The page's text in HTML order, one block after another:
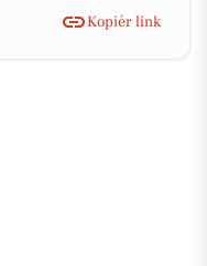
Kopiér link